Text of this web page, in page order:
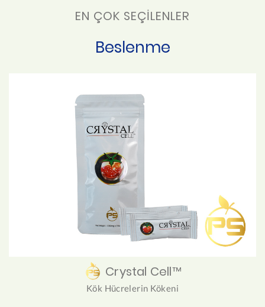
EN ÇOK SEÇİLENLER
Beslenme
Crystal Cell™
Kök Hücrelerin Kökeni